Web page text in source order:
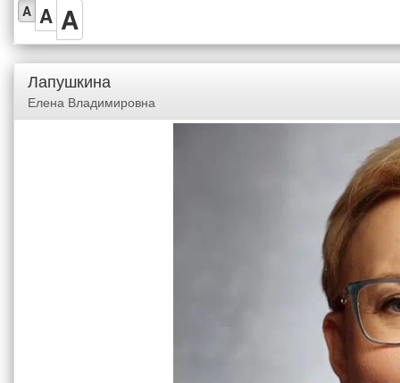
A A A
Лапушкина
Елена Владимировна